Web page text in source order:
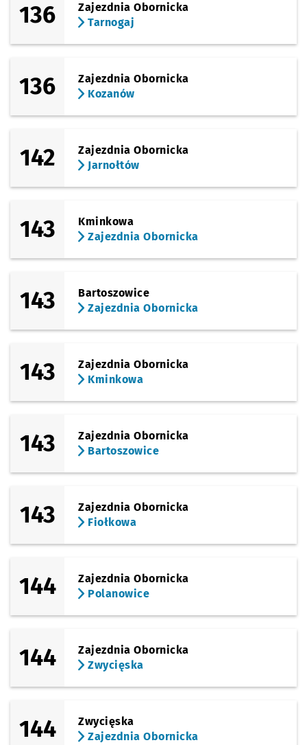
136
Zajezdnia Obornicka
Tarnogaj
136
Zajezdnia Obornicka
Kozanów
142
Zajezdnia Obornicka
Jarnołtów
143
Kminkowa
Zajezdnia Obornicka
143
Bartoszowice
Zajezdnia Obornicka
143
Zajezdnia Obornicka
Kminkowa
143
Zajezdnia Obornicka
Bartoszowice
143
Zajezdnia Obornicka
Fiołkowa
144
Zajezdnia Obornicka
Polanowice
144
Zajezdnia Obornicka
Zwycięska
144
Zwycięska
Zajezdnia Obornicka